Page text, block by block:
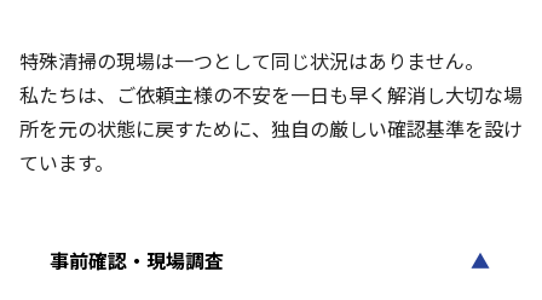
特殊清掃の現場は一つとして同じ状況はありません。
私たちは、ご依頼主様の不安を一日も早く解消し大切な場
所を元の状態に戻すために、独自の厳しい確認基準を設け
ています。
事前確認・現場調査 ▲